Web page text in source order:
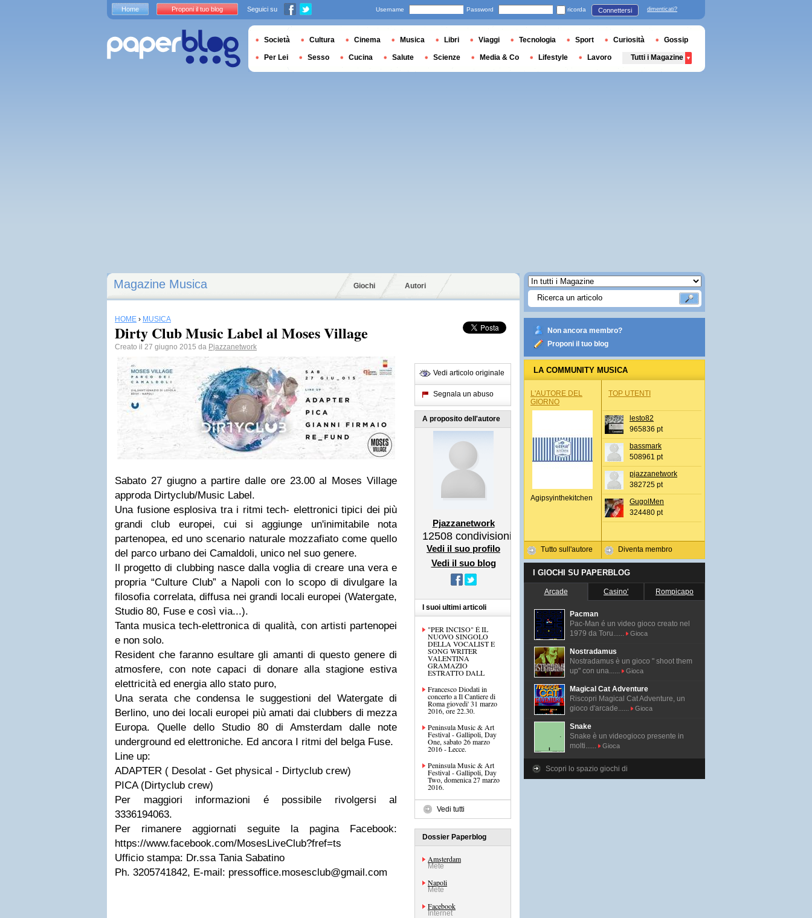
Magazine Musica Giochi Autori
HOME › MUSICA
Dirty Club Music Label al Moses Village
Creato il 27 giugno 2015 da Pjazzanetwork
Sabato 27 giugno a partire dalle ore 23.00 al Moses Village
approda Dirtyclub/Music Label.
Una fusione esplosiva tra i ritmi tech- elettronici tipici dei più
grandi club europei, cui si aggiunge un'inimitabile nota
partenopea, ed uno scenario naturale mozzafiato come quello
del parco urbano dei Camaldoli, unico nel suo genere.
Il progetto di clubbing nasce dalla voglia di creare una vera e
propria “Culture Club” a Napoli con lo scopo di divulgare la
filosofia correlata, diffusa nei grandi locali europei (Watergate,
Studio 80, Fuse e così via...).
Tanta musica tech-elettronica di qualità, con artisti partenopei
e non solo.
Resident che faranno esultare gli amanti di questo genere di
atmosfere, con note capaci di donare alla stagione estiva
elettricità ed energia allo stato puro,
Una serata che condensa le suggestioni del Watergate di
Berlino, uno dei locali europei più amati dai clubbers di mezza
Europa. Quelle dello Studio 80 di Amsterdam dalle note
underground ed elettroniche. Ed ancora I ritmi del belga Fuse.
Line up:
ADAPTER ( Desolat - Get physical - Dirtyclub crew)
PICA (Dirtyclub crew)
Per maggiori informazioni é possibile rivolgersi al
3336194063.
Per rimanere aggiornati seguite la pagina Facebook:
https://www.facebook.com/MosesLiveClub?fref=ts
Ufficio stampa: Dr.ssa Tania Sabatino
Ph. 3205741842, E-mail: pressoffice.mosesclub@gmail.com
Vedi articolo originale
Segnala un abuso
A proposito dell'autore
Pjazzanetwork
12508 condivisioni
Vedi il suo profilo
Vedi il suo blog
I suoi ultimi articoli
"PER INCISO" É IL
NUOVO SINGOLO
DELLA VOCALIST E
SONG WRITER
VALENTINA
GRAMAZIO
ESTRATTO DALL
Francesco Diodati in
concerto a Il Cantiere di
Roma giovedi' 31 marzo
2016, ore 22.30.
Peninsula Music & Art
Festival - Gallipoli, Day
One, sabato 26 marzo
2016 - Lecce.
Peninsula Music & Art
Festival - Gallipoli, Day
Two, domenica 27 marzo
2016.
Vedi tutti
Dossier Paperblog
Amsterdam
Mete
Napoli
Mete
Facebook
Internet
Non ancora membro?
Proponi il tuo blog
LA COMMUNITY MUSICA
L'AUTORE DEL
GIORNO
Agipsyinthekitchen
Tutto sull'autore
TOP UTENTI
lesto82
965836 pt
bassmark
508961 pt
pjazzanetwork
382725 pt
GugolMen
324480 pt
Diventa membro
I GIOCHI SU PAPERBLOG
Arcade Casino' Rompicapo
Pacman
Pac-Man é un video gioco creato nel
1979 da Toru......
Gioca
Nostradamus
Nostradamus è un gioco " shoot them
up" con una......
Gioca
Magical Cat Adventure
Riscopri Magical Cat Adventure, un
gioco d'arcade......
Gioca
Snake
Snake è un videogioco presente in
molti......
Gioca
Scopri lo spazio giochi di
Home Proponi il tuo blog Seguici su Username Password ricorda Connettersi dimenticati?
Società Cultura Cinema Musica Libri Viaggi Tecnologia Sport Curiosità Gossip
Per Lei Sesso Cucina Salute Scienze Media & Co Lifestyle Lavoro Tutti i Magazine